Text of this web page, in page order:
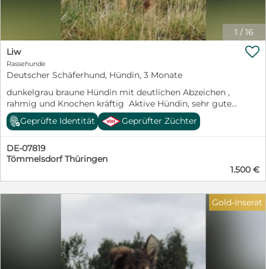
1 / 16
Liw
Rassehunde
Deutscher Schäferhund, Hündin, 3 Monate
dunkelgrau braune Hündin mit deutlichen Abzeichen ,
rahmig und Knochen kräftig Aktive Hündin, sehr gute
Trittsicherheit unbefangen und ein sehr guter Spieler,
freundlich und aufgeschlossen

Geprüfte Identität Geprüfter Züchter
DE-07819
Tömmelsdorf Thüringen
1.500 €
Gold-Inserat